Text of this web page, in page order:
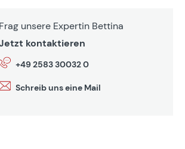
Frag unsere Expertin Bettina
kontaktieren
+49 2583 30032 0
Schreib uns eine Mail